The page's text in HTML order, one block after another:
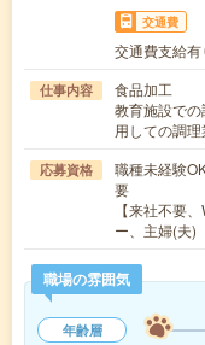
交通費
交通費支給有
仕事内容
食品加工
教育施設で
用しての調
応募資格
職種未経験
要
【来社不要
ー、主婦(夫
職場の雰囲気
年齢層